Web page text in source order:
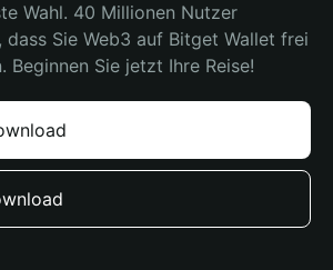
Wahl. 40 Millionen Nutzer
Sie Web3 auf Bitget Wallet frei
Beginnen Sie jetzt Ihre Reise!